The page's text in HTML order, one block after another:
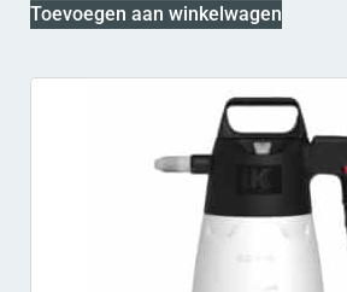
Toevoegen aan winkelwagen